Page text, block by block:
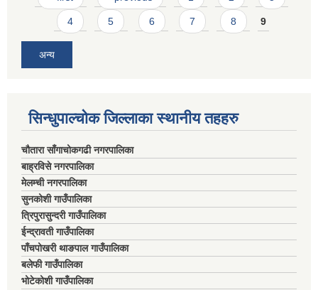
4 5 6 7 8 9
अन्य
सिन्धुपाल्चोक जिल्लाका स्थानीय तहहरु
चौतारा साँगाचोकगढी नगरपालिका
बाह्रविसे नगरपालिका
मेलम्ची नगरपालिका
सुनकोशी गाउँपालिका
त्रिपुरासुन्दरी गाउँपालिका
ईन्द्रावती गाउँपालिका
पाँचपोखरी थाङपाल गाउँपालिका
बलेफी गाउँपालिका
भोटेकोशी गाउँपालिका